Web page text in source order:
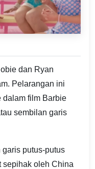
dan Ryan
Pelarangan ini
dalam film Barbie
sembilan garis
putus-putus
sepihak oleh China